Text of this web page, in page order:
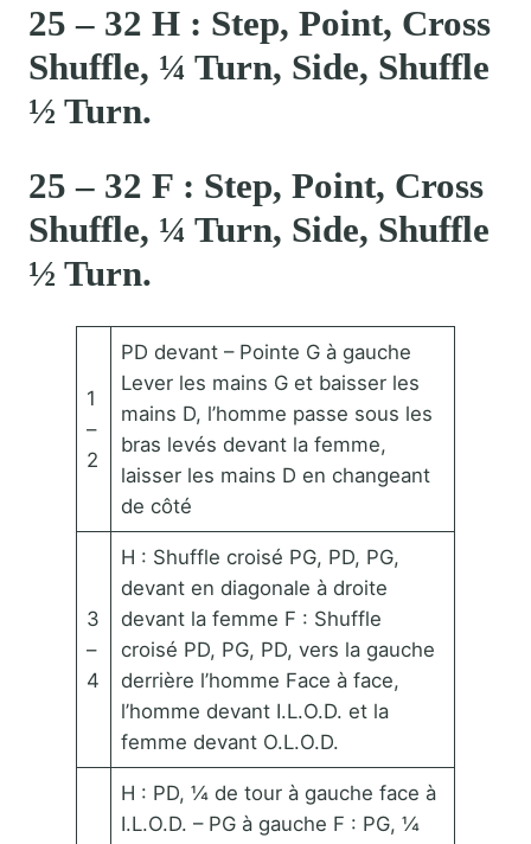
25 – 32 H : Step, Point, Cross
Shuffle, ¼ Turn, Side, Shuffle
½ Turn.
25 – 32 F : Step, Point, Cross
Shuffle, ¼ Turn, Side, Shuffle
½ Turn.
1
–
2
PD devant – Pointe G à gauche
Lever les mains G et baisser les
mains D, l’homme passe sous les
bras levés devant la femme,
laisser les mains D en changeant
de côté
3
–
4
H : Shuffle croisé PG, PD, PG,
devant en diagonale à droite
devant la femme F : Shuffle
croisé PD, PG, PD, vers la gauche
derrière l’homme Face à face,
l’homme devant I.L.O.D. et la
femme devant O.L.O.D.
H : PD, ¼ de tour à gauche face à
I.L.O.D. – PG à gauche F : PG, ¼